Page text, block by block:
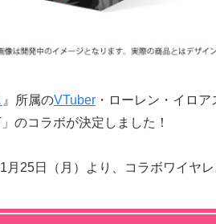
』所属のVTuber ・ローレン・イロ
のコラボが決定しました！
月25日（月）より、コラボワイヤ